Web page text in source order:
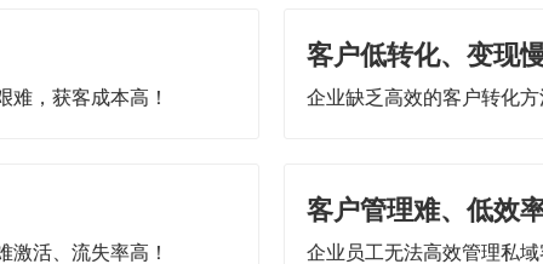
难，获客成本高！
客户低转化、变现
企业缺乏高效的客户转化
激活、流失率高！
客户管理难、低效
企业员工无法高效管理私